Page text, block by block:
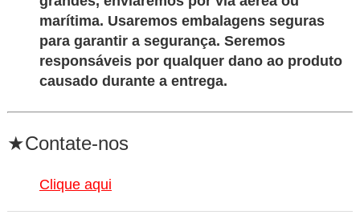
marítima. Usaremos embalagens seguras
para garantir a segurança. Seremos
responsáveis por qualquer dano ao produto
causado durante a entrega.
★Contate-nos
Clique aqui